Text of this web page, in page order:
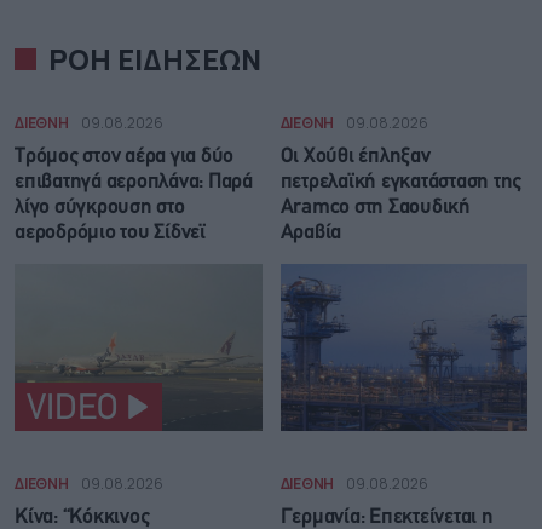
ΡΟΗ ΕΙΔΗΣΕΩΝ
ΔΙΕΘΝΗ 09.08.2026
Τρόμος στον αέρα για δύο
επιβατηγά αεροπλάνα: Παρά
λίγο σύγκρουση στο
αεροδρόμιο του Σίδνεϊ
VIDEO
ΔΙΕΘΝΗ 09.08.2026
Οι Χούθι έπληξαν
πετρελαϊκή εγκατάσταση της
Aramco στη Σαουδική
Αραβία
ΔΙΕΘΝΗ 09.08.2026
Κίνα: “Κόκκινος
ΔΙΕΘΝΗ 09.08.2026
Γερμανία: Επεκτείνεται η